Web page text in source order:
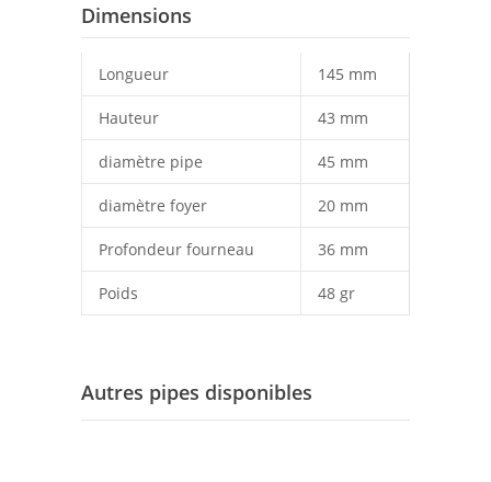
Dimensions
Longueur 145 mm
Hauteur 43 mm
diamètre pipe 45 mm
diamètre foyer 20 mm
Profondeur fourneau 36 mm
Poids 48 gr
Autres pipes disponibles